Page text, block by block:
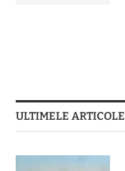
ULTIMELE ARTICOLE